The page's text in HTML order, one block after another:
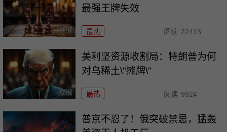
最强王牌失效
最热 阅读 22413
美利坚资源收割局：特朗普为何
对乌稀土\"摊牌\"
最热 阅读 9924
普京不忍了！俄突破禁忌，猛轰